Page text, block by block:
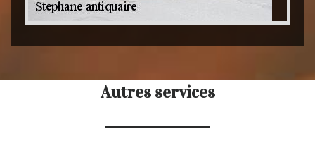
Autres services